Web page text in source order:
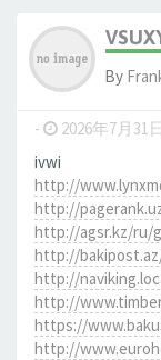
By
- 2026年7月31
ivwi
http://
http://
http://agsr.kz/ru/
http://
http://
http://
https://
http://